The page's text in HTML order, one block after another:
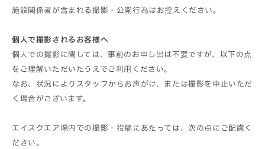
施設関係者が含まれる撮影・公開行為はお控えください。
個人で撮影されるお客様へ
個人での撮影に関しては、事前のお申し出は不要ですが、以下の点
をご理解いただいたうえでご利用ください。
なお、状況によりスタッフからお声がけ、または撮影を中止いただ
く場合がございます。
エイスクエア場内での撮影・投稿にあたっては、次の点にご配慮く
ださい。